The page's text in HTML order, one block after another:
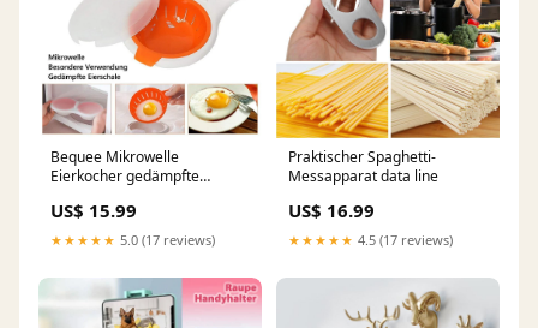
Bequee Mikrowelle
Eierkocher gedämpfte
improvement
US$ 15.99
★★★★★ 5.0 (17 reviews)
Praktischer Spaghetti-
Messapparat data line
US$ 16.99
★★★★★ 4.5 (17 reviews)